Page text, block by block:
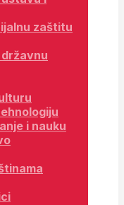
zaštitu
i nauku